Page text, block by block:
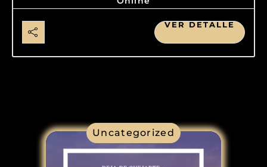
VER DETALLE
Uncategorized